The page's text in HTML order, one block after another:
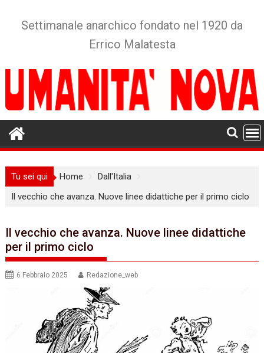
Settimanale anarchico fondato nel 1920 da
Errico Malatesta
Tu sei qui Home
Dall'Italia
Il vecchio che avanza. Nuove linee didattiche per il primo ciclo
Il vecchio che avanza. Nuove linee didattiche
per il primo ciclo
6 Febbraio 2025 Redazione_web